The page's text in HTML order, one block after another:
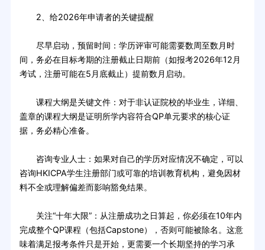
2、给2026年申请者的关键提醒
尽早启动，预留时间：学历评审可能需要数周至数月时
间，务必在目标考期的注册截止日期前（如报考2026年12月
考试，注册可能在5月底截止）提前数月启动。
课程大纲是关键文件：对于非认证院校的毕业生，详细、
盖章的课程大纲是证明所学内容符合QP单元要求的核心证
据，务必精心准备。
咨询专业人士：如果对自己的学历对应情况不确定，可以
咨询HKICPA学生注册部门或可靠的培训教育机构，避免因材
料不全或理解偏差而影响豁免结果。
关注“十年大限”：从注册成功之日算起，你必须在10年内
完成整个QP课程（包括Capstone），否则可能被除名。这意
味着满足报考条件只是开始，更需要一个长期坚持的学习承